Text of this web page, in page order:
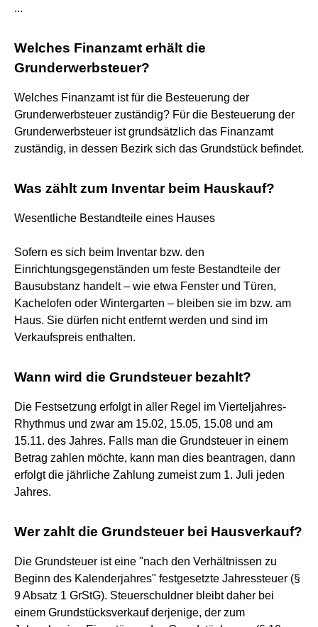
...
Welches Finanzamt erhält die
Grunderwerbsteuer?
Welches Finanzamt ist für die Besteuerung der
Grunderwerbsteuer zuständig? Für die Besteuerung der
Grunderwerbsteuer ist grundsätzlich das Finanzamt
zuständig, in dessen Bezirk sich das Grundstück befindet.
Was zählt zum Inventar beim Hauskauf?
Wesentliche Bestandteile eines Hauses
Sofern es sich beim Inventar bzw. den
Einrichtungsgegenständen um feste Bestandteile der
Bausubstanz handelt – wie etwa Fenster und Türen,
Kachelofen oder Wintergarten – bleiben sie im bzw. am
Haus. Sie dürfen nicht entfernt werden und sind im
Verkaufspreis enthalten.
Wann wird die Grundsteuer bezahlt?
Die Festsetzung erfolgt in aller Regel im Vierteljahres-
Rhythmus und zwar am 15.02, 15.05, 15.08 und am
15.11. des Jahres. Falls man die Grundsteuer in einem
Betrag zahlen möchte, kann man dies beantragen, dann
erfolgt die jährliche Zahlung zumeist zum 1. Juli jeden
Jahres.
Wer zahlt die Grundsteuer bei Hausverkauf?
Die Grundsteuer ist eine "nach den Verhältnissen zu
Beginn des Kalenderjahres" festgesetzte Jahressteuer (§
9 Absatz 1 GrStG). Steuerschuldner bleibt daher bei
einem Grundstücksverkauf derjenige, der zum